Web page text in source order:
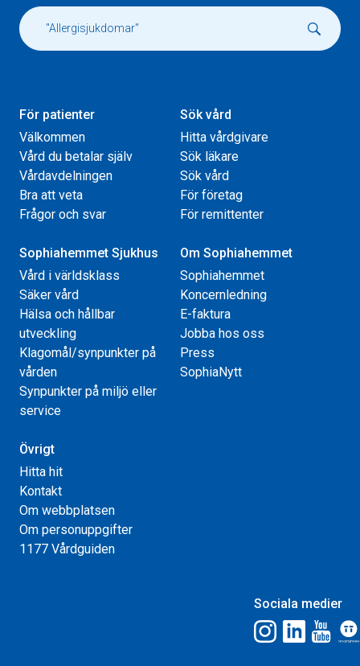
För patienter
Välkommen
Vård du betalar själv
Vårdavdelningen
Bra att veta
Frågor och svar
Sök vård
Hitta vårdgivare
Sök läkare
Sök vård
För företag
För remittenter
Sophiahemmet Sjukhus
Vård i världsklass
Säker vård
Hälsa och hållbar
utveckling
Klagomål/synpunkter på
vården
Synpunkter på miljö eller
service
Om Sophiahemmet
Sophiahemmet
Koncernledning
E-faktura
Jobba hos oss
Press
SophiaNytt
Övrigt
Hitta hit
Kontakt
Om webbplatsen
Om personuppgifter
1177 Vårdguiden
Sociala medier